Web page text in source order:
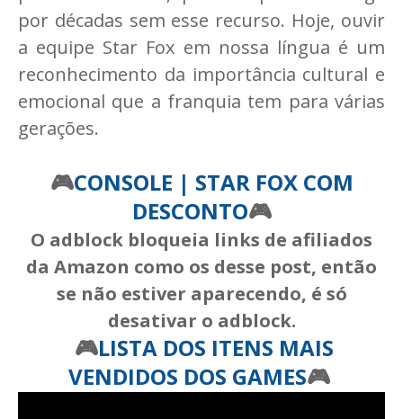
por décadas sem esse recurso. Hoje, ouvir
a equipe Star Fox em nossa língua é um
reconhecimento da importância cultural e
emocional que a franquia tem para várias
gerações.
🎮CONSOLE | STAR FOX COM
DESCONTO🎮
O adblock bloqueia links de afiliados
da Amazon como os desse post, então
se não estiver aparecendo, é só
desativar o adblock.
🎮LISTA DOS ITENS MAIS
VENDIDOS DOS GAMES🎮